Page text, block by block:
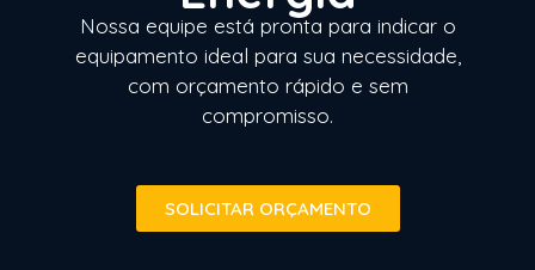
Nossa equipe está pronta para indicar o
equipamento ideal para sua necessidade,
com orçamento rápido e sem
compromisso.
SOLICITAR ORÇAMENTO